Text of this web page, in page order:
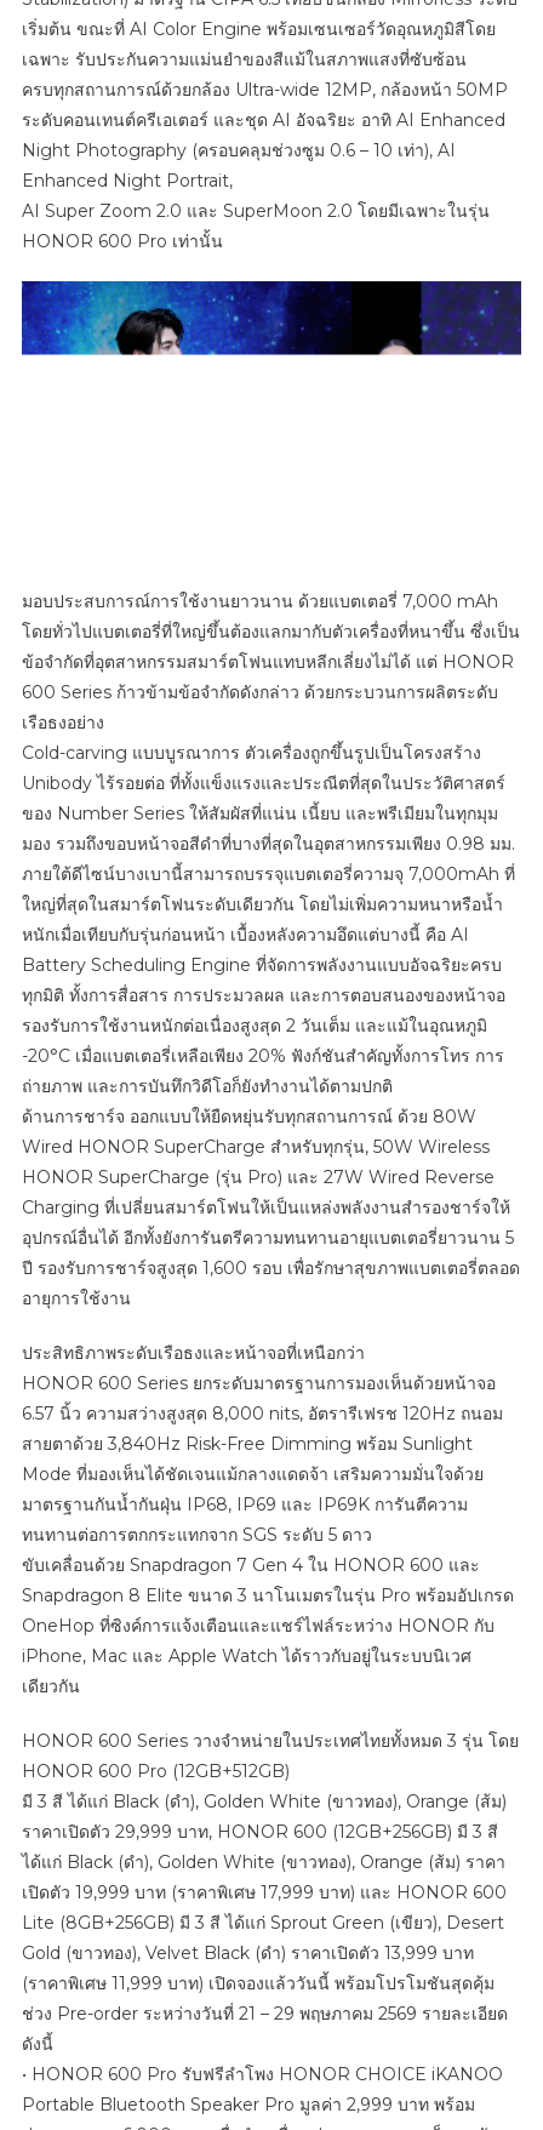
เริ่มต้น ขณะที่ AI Color Engine พร้อมเซนเซอร์วัดอุณหภูมิสีโดย
เฉพาะ รับประกันความแม่นยำของสีแม้ในสภาพแสงที่ซับซ้อน
ครบทุกสถานการณ์ด้วยกล้อง Ultra-wide 12MP, กล้องหน้า 50MP
ระดับคอนเทนต์ครีเอเตอร์ และชุด AI อัจฉริยะ อาทิ AI Enhanced
Night Photography (ครอบคลุมช่วงซูม 0.6 – 10 เท่า), AI
Enhanced Night Portrait,
AI Super Zoom 2.0 และ SuperMoon 2.0 โดยมีเฉพาะในรุ่น
HONOR 600 Pro เท่านั้น
มอบประสบการณ์การใช้งานยาวนาน ด้วยแบตเตอรี่ 7,000 mAh
โดยทั่วไปแบตเตอรี่ที่ใหญ่ขึ้นต้องแลกมากับตัวเครื่องที่หนาขึ้น ซึ่งเป็น
ข้อจำกัดที่อุตสาหกรรมสมาร์ตโฟนแทบหลีกเลี่ยงไม่ได้ แต่ HONOR
600 Series ก้าวข้ามข้อจำกัดดังกล่าว ด้วยกระบวนการผลิตระดับ
เรือธงอย่าง
Cold-carving แบบบูรณาการ ตัวเครื่องถูกขึ้นรูปเป็นโครงสร้าง
Unibody ไร้รอยต่อ ที่ทั้งแข็งแรงและประณีตที่สุดในประวัติศาสตร์
ของ Number Series ให้สัมผัสที่แน่น เนี้ยบ และพรีเมียมในทุกมุม
มอง รวมถึงขอบหน้าจอสีดำที่บางที่สุดในอุตสาหกรรมเพียง 0.98 มม.
ภายใต้ดีไซน์บางเบานี้สามารถบรรจุแบตเตอรี่ความจุ 7,000mAh ที่
ใหญ่ที่สุดในสมาร์ตโฟนระดับเดียวกัน โดยไม่เพิ่มความหนาหรือน้ำ
หนักเมื่อเทียบกับรุ่นก่อนหน้า เบื้องหลังความอึดแต่บางนี้ คือ AI
Battery Scheduling Engine ที่จัดการพลังงานแบบอัจฉริยะครบ
ทุกมิติ ทั้งการสื่อสาร การประมวลผล และการตอบสนองของหน้าจอ
รองรับการใช้งานหนักต่อเนื่องสูงสุด 2 วันเต็ม และแม้ในอุณหภูมิ
-20°C เมื่อแบตเตอรี่เหลือเพียง 20% ฟังก์ชันสำคัญทั้งการโทร การ
ถ่ายภาพ และการบันทึกวิดีโอก็ยังทำงานได้ตามปกติ
ด้านการชาร์จ ออกแบบให้ยืดหยุ่นรับทุกสถานการณ์ ด้วย 80W
Wired HONOR SuperCharge สำหรับทุกรุ่น, 50W Wireless
HONOR SuperCharge (รุ่น Pro) และ 27W Wired Reverse
Charging ที่เปลี่ยนสมาร์ตโฟนให้เป็นแหล่งพลังงานสำรองชาร์จให้
อุปกรณ์อื่นได้ อีกทั้งยังการันตรีความทนทานอายุแบตเตอรี่ยาวนาน 5
ปี รองรับการชาร์จสูงสุด 1,600 รอบ เพื่อรักษาสุขภาพแบตเตอรี่ตลอด
อายุการใช้งาน
ประสิทธิภาพระดับเรือธงและหน้าจอที่เหนือกว่า
​​HONOR 600 Series ยกระดับมาตรฐานการมองเห็นด้วยหน้าจอ
6.57 นิ้ว ความสว่างสูงสุด 8,000 nits, อัตรารีเฟรช 120Hz ถนอม
สายตาด้วย 3,840Hz Risk-Free Dimming พร้อม Sunlight
Mode ที่มองเห็นได้ชัดเจนแม้กลางแดดจ้า เสริมความมั่นใจด้วย
มาตรฐานกันน้ำกันฝุ่น IP68, IP69 และ IP69K การันตีความ
ทนทานต่อการตกกระแทกจาก SGS ระดับ 5 ดาว
ขับเคลื่อนด้วย Snapdragon 7 Gen 4 ใน HONOR 600 และ
Snapdragon 8 Elite ขนาด 3 นาโนเมตรในรุ่น Pro พร้อมอัปเกรด
OneHop ที่ซิงค์การแจ้งเตือนและแชร์ไฟล์ระหว่าง HONOR กับ
iPhone, Mac และ Apple Watch ได้ราวกับอยู่ในระบบนิเวศ
เดียวกัน
HONOR 600 Series วางจำหน่ายในประเทศไทยทั้งหมด 3 รุ่น โดย
HONOR 600 Pro (12GB+512GB)
มี 3 สี ได้แก่ Black (ดำ), Golden White (ขาวทอง), Orange (ส้ม)
ราคาเปิดตัว 29,999 บาท, HONOR 600 (12GB+256GB) มี 3 สี
ได้แก่ Black (ดำ), Golden White (ขาวทอง), Orange (ส้ม) ราคา
เปิดตัว 19,999 บาท (ราคาพิเศษ 17,999 บาท) และ HONOR 600
Lite (8GB+256GB) มี 3 สี ได้แก่ Sprout Green (เขียว), Desert
Gold (ขาวทอง), Velvet Black (ดำ) ราคาเปิดตัว 13,999 บาท
(ราคาพิเศษ 11,999 บาท) เปิดจองแล้ววันนี้ พร้อมโปรโมชันสุดคุ้ม
ช่วง Pre-order ระหว่างวันที่ 21 – 29 พฤษภาคม 2569 รายละเอียด
ดังนี้
• HONOR 600 Pro รับฟรีลำโพง HONOR CHOICE iKANOO
Portable Bluetooth Speaker Pro มูลค่า 2,999 บาท พร้อม